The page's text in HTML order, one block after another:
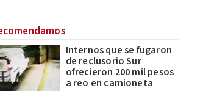
Internos que se fugaron
de reclusorio Sur
ofrecieron 200 mil pesos
a reo en camioneta